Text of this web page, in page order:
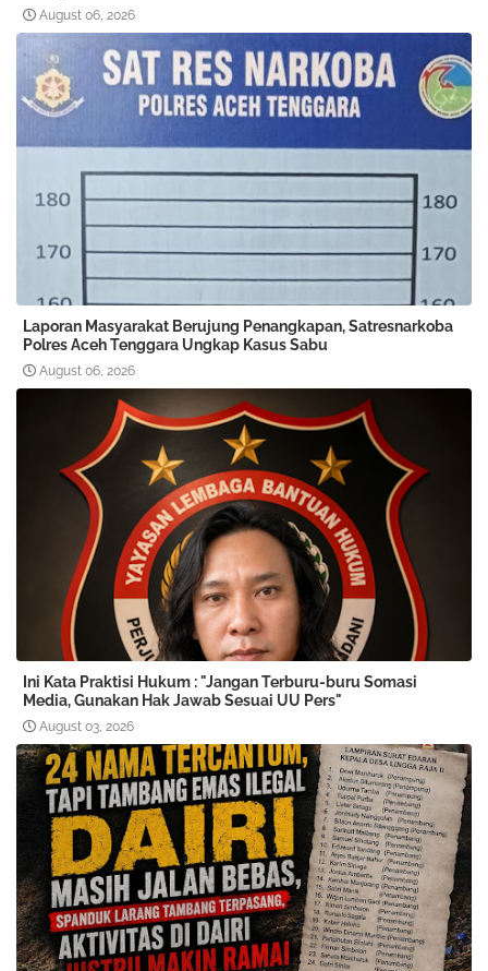
August 06, 2026
Laporan Masyarakat Berujung Penangkapan, Satresnarkoba
Polres Aceh Tenggara Ungkap Kasus Sabu
August 06, 2026
Ini Kata Praktisi Hukum : "Jangan Terburu-buru Somasi
Media, Gunakan Hak Jawab Sesuai UU Pers"
August 03, 2026